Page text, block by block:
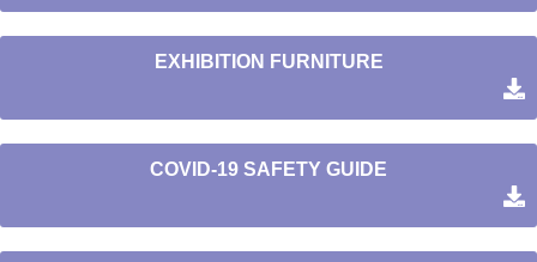
EXHIBITION FURNITURE
COVID-19 SAFETY GUIDE